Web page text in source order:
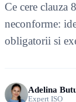
Ce cere
neconforme:
obligatorii si
Adelina
Expert ISO